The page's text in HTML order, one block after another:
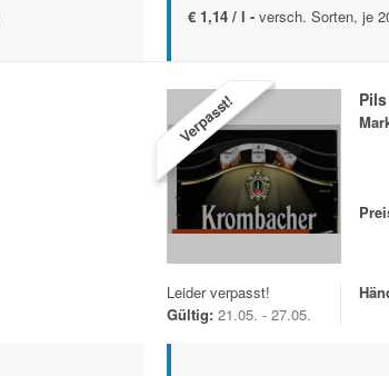
€ 1,14 / l - versch. Sorten, je
Verpasst! Pils
Leider verpasst!
Gültig: 21.05. - 27.05.